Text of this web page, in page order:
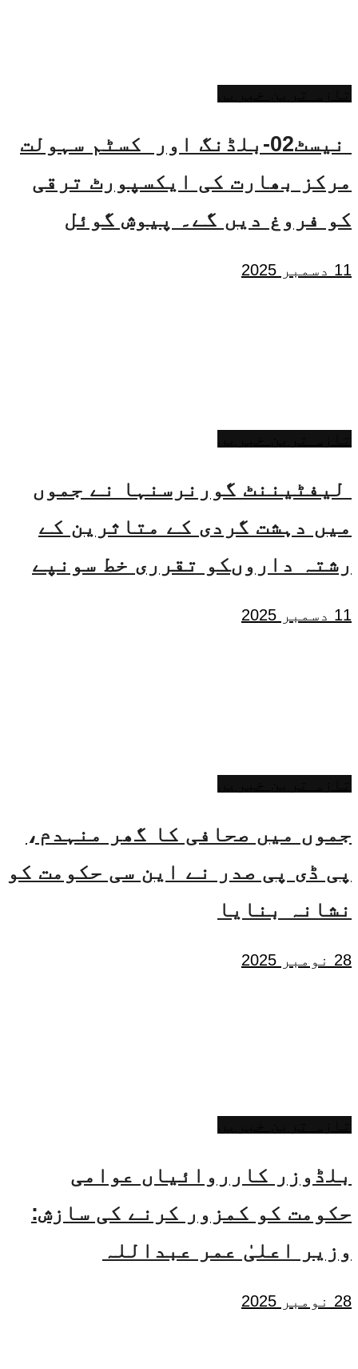
نیسٹ02-بلڈنگ اور کسٹم سہولت
مرکز بھارت کی ایکسپورٹ ترقی
کو فروغ دیں گے۔ پیوش گوئل
11 دسمبر 2025
لیفٹیننٹ گورنرسنہا نے جموں
میں دہشت گردی کے متاثرین کے
رشتہ داروںکو تقرری خط سونپے
11 دسمبر 2025
جموں میں صحافی کا گھر منہدم،
پی ڈی پی صدر نے این سی حکومت کو
نشانہ بنایا
28 نومبر 2025
بلڈوزر کارروائیاں عوامی
حکومت کو کمزور کرنے کی سازش:
وزیر اعلیٰ عمر عبداللہ
28 نومبر 2025